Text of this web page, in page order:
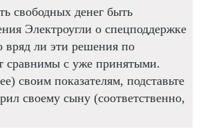
свободных денег быть
Электроугли о спецподдержке
вряд ли эти решения по
сравнимы с уже принятыми.
своим показателям, подставьте
своему сыну (соответственно,